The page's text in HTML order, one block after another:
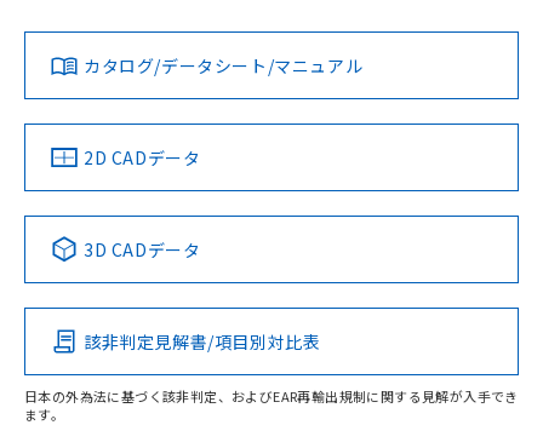
ダウンロードデータをご利用いただく前に、以下を必ずお読
みください。
ソフトウェアの使用条件
対応済み
中国 RoHS 注意事項・凡例
Pb Hg Cd Cr(VI)
O
LR型式承認
（イギリス
船舶規格）
DNV型式承認
（ノルウェー
BV型式承認
（フランス
KR型式
（韓国
No No No No
この製品の規格認証/適合状況ページへ
その他の認証はこちらのページからご検索ください
カタログ/データシート/マニュアル
2D CADデータ
3D CADデータ
該非判定見解書/項目別対比表
日本の外為法に基づく該非判定、およびEAR再輸出規制に関する見解が入手でき
ます。